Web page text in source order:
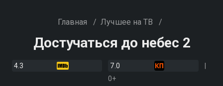
Главная / Лучшее на ТВ /
Достучаться до небес 2
4.3
7.0
0+